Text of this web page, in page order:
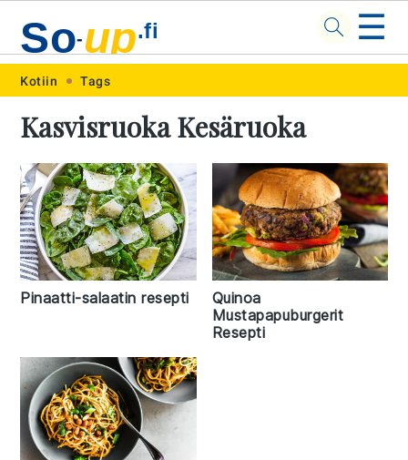
Skip
primary
navigation
Skip
main
content
Skip
primary
sidebar
Skip
footer
So-up.fi ☰
Kotiin Tags
Kasvisruoka Kesäruoka
Pinaatti-salaatin resepti
Quinoa
Mustapapuburgerit
Resepti